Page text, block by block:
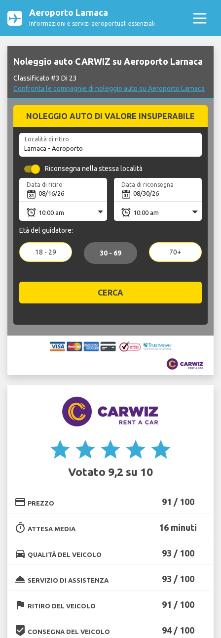
Aeroporto Larnaca
Informazioni e servizi aeroportuali essenziali
Noleggio auto CARWIZ su Aeroporto Larnaca
Classificato #3 Di 23
Confronta le compagnie di noleggio auto su Aeroporto Larnaca
NOLEGGIO AUTO DI VALORE INSUPERABILE
Località di ritiro
Riconsegna nella stessa località
Data di ritiro Data di riconsegna
Età del guidatore:
18 - 29 30 - 69 70+
CERCA
star star star star star
Votato 9,2 su 10
credit_card PREZZO 91 / 100
timer ATTESA MEDIA 16 minuti
directions_car QUALITÀ DEL VEICOLO 93 / 100
room_service SERVIZIO DI ASSISTENZA 93 / 100
flag RITIRO DEL VEICOLO 91 / 100
beenhere CONSEGNA DEL VEICOLO 94 / 100